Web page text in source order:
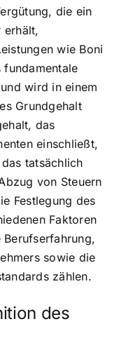
die ein
erhält,
wie Boni
wird in einem
Grundgehalt
das
einschließt,
tatsächlich
von Steuern
Festlegung des
Faktoren
sowie die
zählen.
des